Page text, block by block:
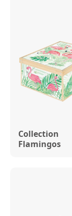
Collection
Flamingos